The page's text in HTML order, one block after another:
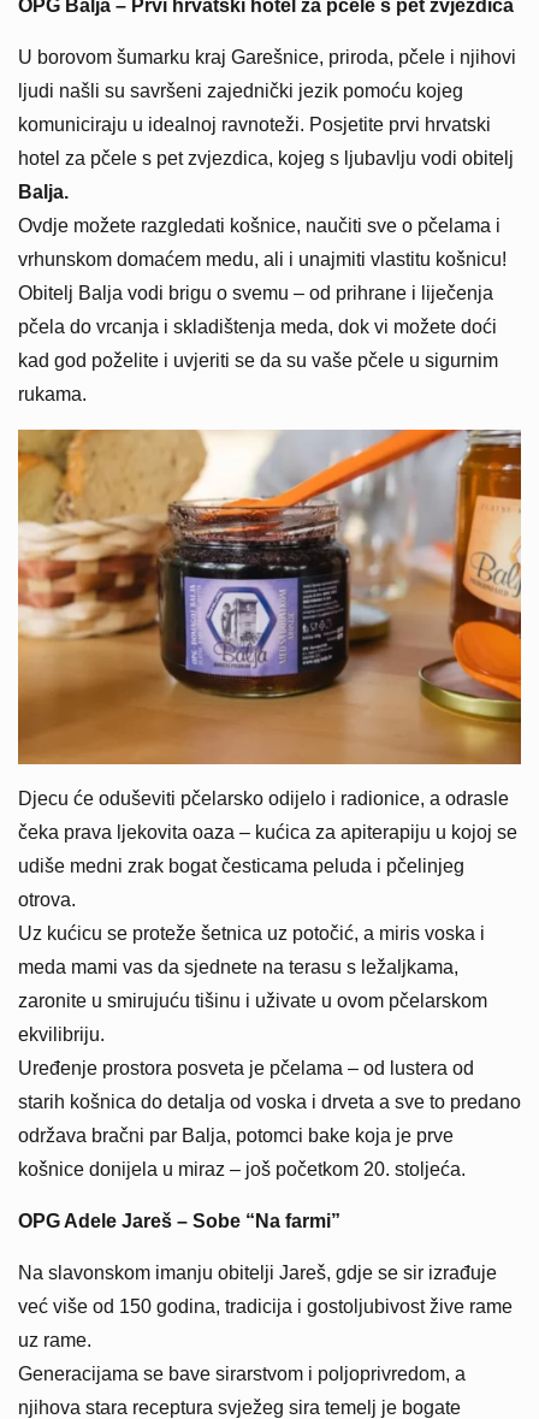
OPG Balja – Prvi hrvatski hotel za pčele s pet zvjezdica
U borovom šumarku kraj Garešnice, priroda, pčele i njihovi
ljudi našli su savršeni zajednički jezik pomoću kojeg
komuniciraju u idealnoj ravnoteži. Posjetite prvi hrvatski
hotel za pčele s pet zvjezdica, kojeg s ljubavlju vodi obitelj
Balja.
Ovdje možete razgledati košnice, naučiti sve o pčelama i
vrhunskom domaćem medu, ali i unajmiti vlastitu košnicu!
Obitelj Balja vodi brigu o svemu – od prihrane i liječenja
pčela do vrcanja i skladištenja meda, dok vi možete doći
kad god poželite i uvjeriti se da su vaše pčele u sigurnim
rukama.
Djecu će oduševiti pčelarsko odijelo i radionice, a odrasle
čeka prava ljekovita oaza – kućica za apiterapiju u kojoj se
udiše medni zrak bogat česticama peluda i pčelinjeg
otrova.
Uz kućicu se proteže šetnica uz potočić, a miris voska i
meda mami vas da sjednete na terasu s ležaljkama,
zaronite u smirujuću tišinu i uživate u ovom pčelarskom
ekvilibriju.
Uređenje prostora posveta je pčelama – od lustera od
starih košnica do detalja od voska i drveta a sve to predano
održava bračni par Balja, potomci bake koja je prve
košnice donijela u miraz – još početkom 20. stoljeća.
OPG Adele Jareš – Sobe “Na farmi”
Na slavonskom imanju obitelji Jareš, gdje se sir izrađuje
već više od 150 godina, tradicija i gostoljubivost žive rame
uz rame.
Generacijama se bave sirarstvom i poljoprivredom, a
njihova stara receptura svježeg sira temelj je bogate